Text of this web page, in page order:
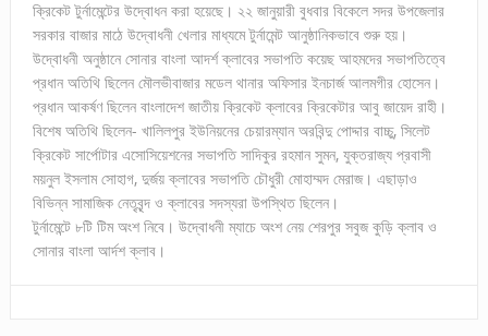
ক্রিকেট টুর্নামেন্টের উদ্বোধন করা হয়েছে। ২২ জানুয়ারী বুধবার বিকেলে সদর উপজেলার
সরকার বাজার মাঠে উদ্বোধনী খেলার মাধ্যমে টুর্নামেন্ট আনুষ্ঠানিকভাবে শুরু হয়।
উদ্বোধনী অনুষ্ঠানে সোনার বাংলা আদর্শ ক্লাবের সভাপতি কয়েছ আহমদের সভাপতিত্বে
প্রধান অতিথি ছিলেন মৌলভীবাজার মডেল থানার অফিসার ইনচার্জ আলমগীর হোসেন।
প্রধান আকর্ষণ ছিলেন বাংলাদেশ জাতীয় ক্রিকেট ক্লাবের ক্রিকেটার আবু জায়েদ রাহী।
বিশেষ অতিথি ছিলেন- খালিলপুর ইউনিয়নের চেয়ারম্যান অরবিন্দু পোদ্দার বাচ্চু, সিলেট
ক্রিকেট সার্পোটার এসোসিয়েশনের সভাপতি সাদিকুর রহমান সুমন, যুক্তরাজ্য প্রবাসী
ময়নুল ইসলাম সোহাগ, দুর্জয় ক্লাবের সভাপতি চৌধুরী মোহাম্মদ মেরাজ। এছাড়াও
বিভিন্ন সামাজিক নেতৃবৃন্দ ও ক্লাবের সদস্যরা উপস্থিত ছিলেন।
টুর্নামেন্টে ৮টি টিম অংশ নিবে। উদ্বোধনী ম্যাচে অংশ নেয় শেরপুর সবুজ কুড়ি ক্লাব ও
সোনার বাংলা আর্দশ ক্লাব।